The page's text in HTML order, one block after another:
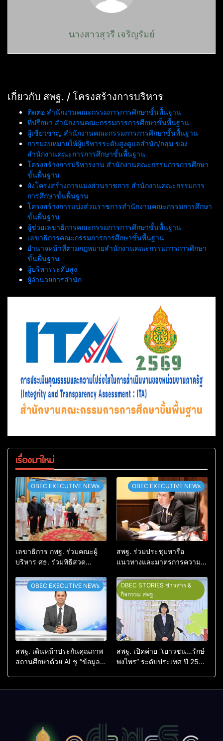
นางสาวสุวรี เจริญรัมย์
เกี่ยวกับ สพฐ. / โครงสร้างการบริหาร
ติดต่อ สำนักงานคณะกรรมการการศึกษาขั้นพื้นฐาน
ที่ปรึกษา สำนักงานคณะกรรมการการศึกษาขั้นพื้นฐาน
ผู้เชี่ยวชาญ สำนักงานคณะกรรมการการศึกษาขั้นพื้นฐาน
การมอบหมายให้ผู้บริหารระดับสูงดูแลสำนัก/กลุ่ม ของ
สำนักงานคณะการการศึกษาขั้นพื้นฐาน
โครงสร้างการบริหารงาน สำนักงานคณะกรรมการการศึกษา
ขั้นพื้นฐาน
ผังโครงสร้างการแบ่งส่วนราชการ สำนักงานคณะกรรมการ
การศึกษาขั้นพื้นฐาน
โครงสร้างการแบ่งส่วนราชการสำนักงานคณะกรรมการศึกษา
ขั้นพื้นฐาน
ผู้ช่วยเลขาธิการคณะกรรมการการศึกษาขั้นพื้นฐาน
เลขาธิการคณะกรรมการการศึกษาขั้นพื้นฐาน
อำนาจหน้าที่ตามกฎหมายสำนักงานคณะกรรมการการศึกษา
ขั้นพื้นฐาน
ผู้บริหารระดับสูง
ผู้อำนวยการสำนัก
เรื่องมาใหม่
OBEC EXECUTIVE NEWs
เลขาธิการ กพฐ. ร่วมคณะผู้
บริหาร ศธ. ร่วมพิธีสวด
รุนแรงในโรงเรียน พร้อมให้
กำลังใจครอบครัว
OBEC EXECUTIVE NEWs
สพฐ. ร่วมประชุมหารือ
แนวทางและมาตรการความ
การดูแลความปลอดภัยครบทุก
มิติ
OBEC EXECUTIVE NEWs
สพฐ. เดินหน้าประกันคุณภาพ
สถานศึกษาด้วย AI ชู “ข้อมูล
OBEC STORIES ข่าวสาร &
กิจกรรม สพฐ.
สพฐ. เปิดค่าย “เยาวชน…รักษ์
พงไพร” ระดับประเทศ ปี 2569